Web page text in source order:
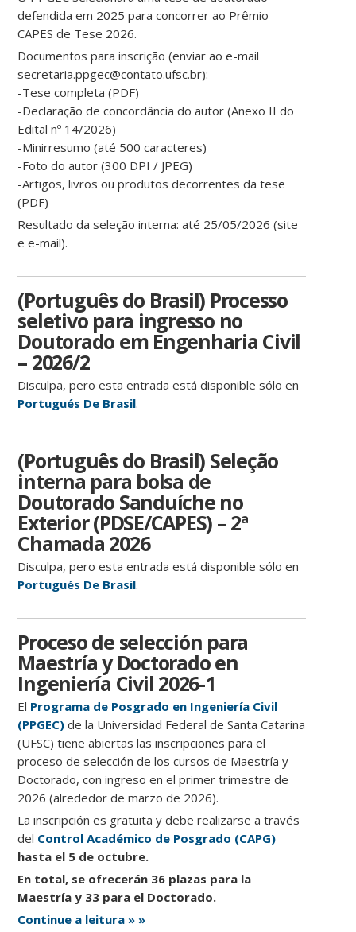
defendida em 2025 para concorrer ao Prêmio
CAPES de Tese 2026.
Documentos para inscrição (enviar ao e-mail
secretaria.ppgec@contato.ufsc.br):
-Tese completa (PDF)
-Declaração de concordância do autor (Anexo II do
Edital nº 14/2026)
-Minirresumo (até 500 caracteres)
-Foto do autor (300 DPI / JPEG)
-Artigos, livros ou produtos decorrentes da tese
(PDF)
Resultado da seleção interna: até 25/05/2026 (site
e e-mail).
(Português do Brasil) Processo
seletivo para ingresso no
Doutorado em Engenharia Civil
– 2026/2
Disculpa, pero esta entrada está disponible sólo en
Portugués De Brasil.
(Português do Brasil) Seleção
interna para bolsa de
Doutorado Sanduíche no
Exterior (PDSE/CAPES) – 2ª
Chamada 2026
Disculpa, pero esta entrada está disponible sólo en
Portugués De Brasil.
Proceso de selección para
Maestría y Doctorado en
Ingeniería Civil 2026-1
El Programa de Posgrado en Ingeniería Civil
(PPGEC) de la Universidad Federal de Santa Catarina
(UFSC) tiene abiertas las inscripciones para el
proceso de selección de los cursos de Maestría y
Doctorado, con ingreso en el primer trimestre de
2026 (alrededor de marzo de 2026).
La inscripción es gratuita y debe realizarse a través
del Control Académico de Posgrado (CAPG)
hasta el 5 de octubre.
En total, se ofrecerán 36 plazas para la
Maestría y 33 para el Doctorado.
Continue a leitura » »